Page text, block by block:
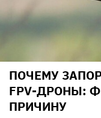
ПОЧЕМУ
FPV-ДРОНЫ:
ПРИЧИНУ